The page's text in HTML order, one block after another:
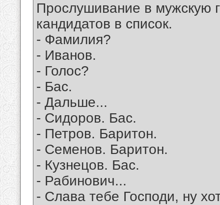
Прослушивание в мужскую
кандидатов в список.
- Фамилия?
- Иванов.
- Голос?
- Бас.
- Дальше...
- Сидоров. Бас.
- Петров. Баритон.
- Семенов. Баритон.
- Кузнецов. Бас.
- Рабинович...
- Слава тебе Господи, ну